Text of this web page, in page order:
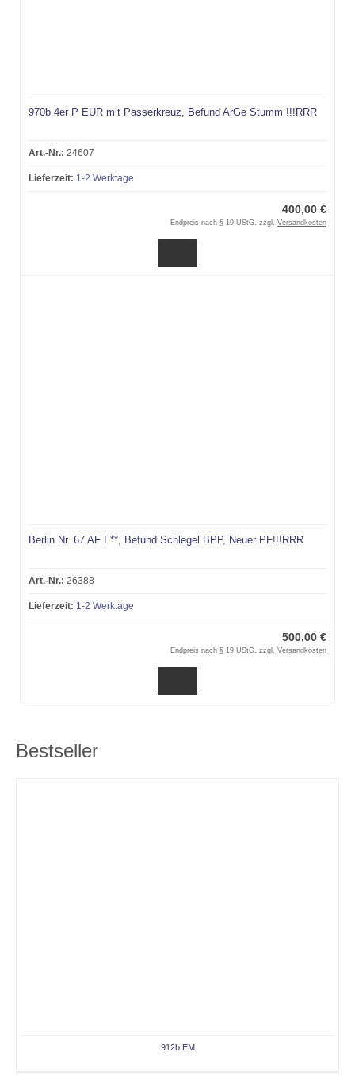
970b 4er P EUR mit Passerkreuz, Befund ArGe Stumm !!!RRR
Art.-Nr.: 24607
Lieferzeit: 1-2 Werktage
400,00 €
Endpreis nach § 19 UStG. zzgl. Versandkosten
Berlin Nr. 67 AF I **, Befund Schlegel BPP, Neuer PF!!!RRR
Art.-Nr.: 26388
Lieferzeit: 1-2 Werktage
500,00 €
Endpreis nach § 19 UStG. zzgl. Versandkosten
Bestseller
912b EM